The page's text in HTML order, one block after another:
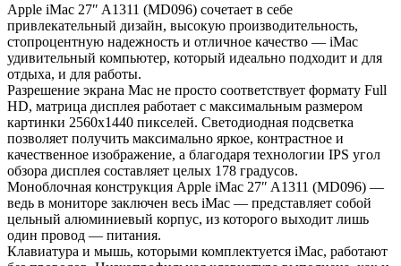
Apple iMac 27″ A1311 (MD096) сочетает в себе
привлекательный дизайн, высокую производительность,
стопроцентную надежность и отличное качество — iMac
удивительный компьютер, который идеально подходит и для
отдыха, и для работы.
Разрешение экрана Mac не просто соответствует формату Full
HD, матрица дисплея работает с максимальным размером
картинки 2560x1440 пикселей. Светодиодная подсветка
позволяет получить максимально яркое, контрастное и
качественное изображение, а благодаря технологии IPS угол
обзора дисплея составляет целых 178 градусов.
Моноблочная конструкция Apple iMac 27″ A1311 (MD096) —
ведь в мониторе заключен весь iMac — представляет собой
цельный алюминиевый корпус, из которого выходит лишь
один провод — питания.
Клавиатура и мышь, которыми комплектуется iMac, работают